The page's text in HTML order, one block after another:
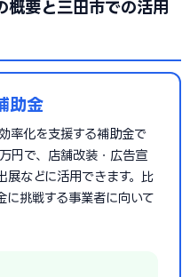
概要と三田市での活用
助金
率化を支援する補助金で
円で、店舗改装・広告宣
展などに活用できます。比
に挑戦する事業者に向いて